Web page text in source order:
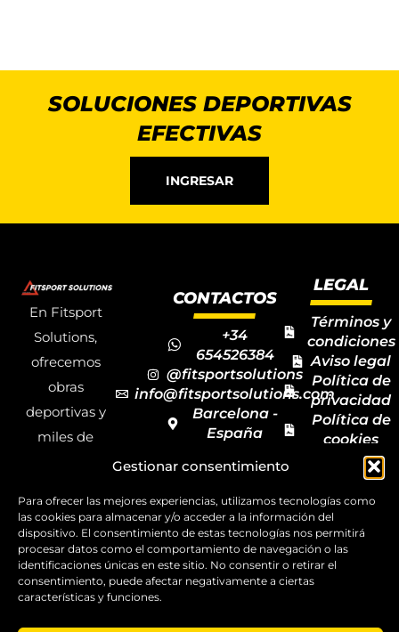
Gestionar consentimiento
Para ofrecer las mejores experiencias, utilizamos tecnologías como
las cookies para almacenar y/o acceder a la información del
dispositivo. El consentimiento de estas tecnologías nos permitirá
procesar datos como el comportamiento de navegación o las
identificaciones únicas en este sitio. No consentir o retirar el
consentimiento, puede afectar negativamente a ciertas
características y funciones.
SOLUCIONES DEPORTIVAS
EFECTIVAS
INGRESAR
En Fitsport
Solutions,
ofrecemos
obras
deportivas y
miles de
deportivos
para todas las
disciplinas,
garantizando
CONTACTOS
+34
654526384
@fitsportsolutions
info@fitsportsolutions.com
Barcelona -
España
de contacto
LEGAL
Términos y
condiciones
Aviso legal
Política de
privacidad
Política de
cookies
Mapa del
sitio